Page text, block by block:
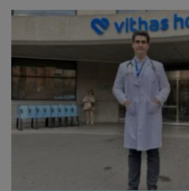
acuerdo de colaboración con el
impulsar esta terapia con perros
hace unos meses en el Hospital
Consuelo.